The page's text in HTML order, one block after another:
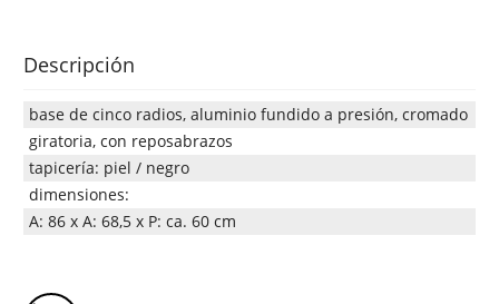
Descripción
base de cinco radios, aluminio fundido a presión, cromado
giratoria, con reposabrazos
tapicería: piel / negro
dimensiones:
A: 86 x A: 68,5 x P: ca. 60 cm